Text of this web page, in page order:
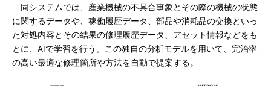
同システムでは、産業機械の不具合事象とその際の機械の状態
に関するデータや、稼働履歴データ、部品や消耗品の交換といっ
た対処内容とその結果の修理履歴データ、アセット情報などをも
とに、AIで学習を行う。この独自の分析モデルを用いて、完治率
の高い最適な修理箇所や方法を自動で提案する。